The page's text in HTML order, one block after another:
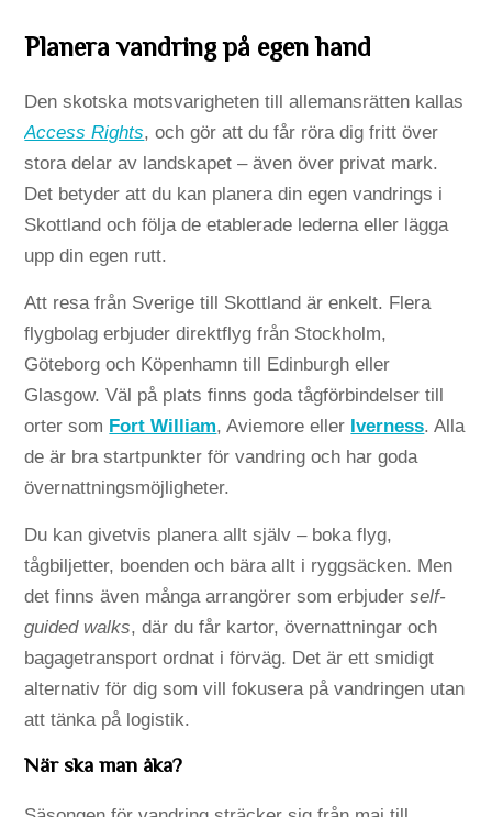
Planera vandring på egen hand
Den skotska motsvarigheten till allemansrätten kallas
Access Rights, och gör att du får röra dig fritt över
stora delar av landskapet – även över privat mark.
Det betyder att du kan planera din egen vandrings i
Skottland och följa de etablerade lederna eller lägga
upp din egen rutt.
Att resa från Sverige till Skottland är enkelt. Flera
flygbolag erbjuder direktflyg från Stockholm,
Göteborg och Köpenhamn till Edinburgh eller
Glasgow. Väl på plats finns goda tågförbindelser till
orter som Fort William, Aviemore eller Iverness. Alla
de är bra startpunkter för vandring och har goda
övernattningsmöjligheter.
Du kan givetvis planera allt själv – boka flyg,
tågbiljetter, boenden och bära allt i ryggsäcken. Men
det finns även många arrangörer som erbjuderself-
guided walks, där du får kartor, övernattningar och
bagagetransport ordnat i förväg. Det är ett smidigt
alternativ för dig som vill fokusera på vandringen utan
att tänka på logistik.
När ska man åka?